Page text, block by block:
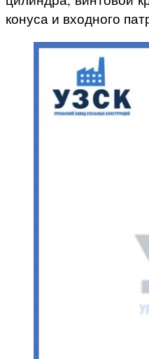
конуса и входного